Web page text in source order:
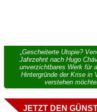
„Gescheiterte Utopie?
Jahrzehnt nach Hugo
unverzichtbares Werk für
Hintergründe der Krise in
verstehen
JETZT DEN